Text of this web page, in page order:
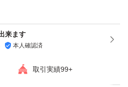
来ます
本人確認済
取引実績99+